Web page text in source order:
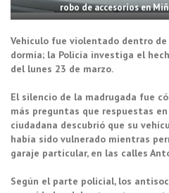
robo de accesorios en
Vehículo fue violentado dentro
dormía; la Policía investiga el
del lunes 23 de marzo.
El silencio de la madrugada fue
más preguntas que respuestas
ciudadana descubrió que su
había sido vulnerado mientras
garaje particular, en las calles
Según el parte policial, los